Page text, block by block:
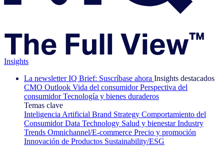
Insights
La newsletter IQ Brief: Suscríbase ahora Insights destacados
CMO Outlook Vida del consumidor Perspectiva del
consumidor Tecnología y bienes duraderos
Temas clave
Inteligencia Artificial Brand Strategy Comportamiento del
Consumidor Data Technology Salud y bienestar Industry
Trends Omnichannel/E-commerce Precio y promoción
Innovación de Productos Sustainability/ESG